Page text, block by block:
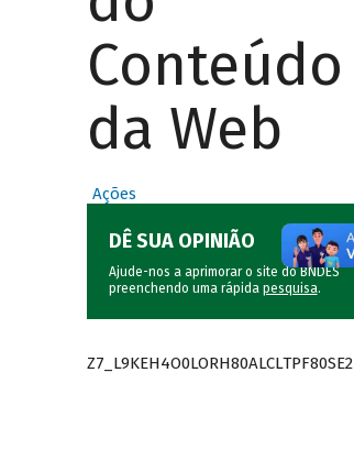
Conteúdo
da Web
Ações
DÊ SUA OPINIÃO
Ajude-nos a aprimorar o site do BNDES
preenchendo uma rápida pesquisa.
Z7_L9KEH4O0LORH80ALCLTPF80SE2